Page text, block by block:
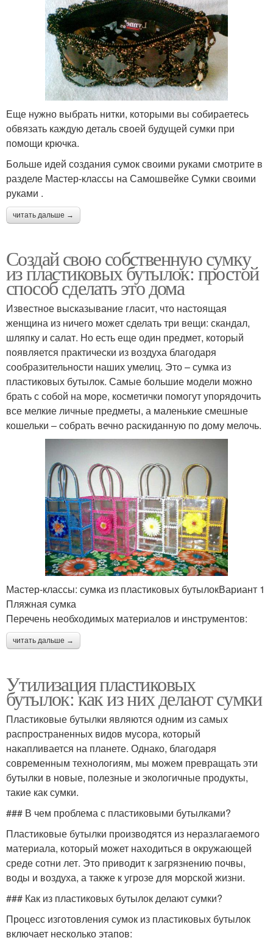
Еще нужно выбрать нитки, которыми вы собираетесь
обвязать каждую деталь своей будущей сумки при
помощи крючка.
Больше идей создания сумок своими руками смотрите в
разделе Мастер-классы на Самошвейке Сумки своими
руками .
читать дальше →
Создай свою собственную сумку
из пластиковых бутылок: простой
способ сделать это дома
Известное высказывание гласит, что настоящая
женщина из ничего может сделать три вещи: скандал,
шляпку и салат. Но есть еще один предмет, который
появляется практически из воздуха благодаря
сообразительности наших умелиц. Это – сумка из
пластиковых бутылок. Самые большие модели можно
брать с собой на море, косметички помогут упорядочить
все мелкие личные предметы, а маленькие смешные
кошельки – собрать вечно раскиданную по дому мелочь.
Мастер-классы: сумка из пластиковых бутылокВариант 1
Пляжная сумка
Перечень необходимых материалов и инструментов:
читать дальше →
Утилизация пластиковых
бутылок: как из них делают сумки
Пластиковые бутылки являются одним из самых
распространенных видов мусора, который
накапливается на планете. Однако, благодаря
современным технологиям, мы можем превращать эти
бутылки в новые, полезные и экологичные продукты,
такие как сумки.
### В чем проблема с пластиковыми бутылками?
Пластиковые бутылки производятся из неразлагаемого
материала, который может находиться в окружающей
среде сотни лет. Это приводит к загрязнению почвы,
воды и воздуха, а также к угрозе для морской жизни.
### Как из пластиковых бутылок делают сумки?
Процесс изготовления сумок из пластиковых бутылок
включает несколько этапов: